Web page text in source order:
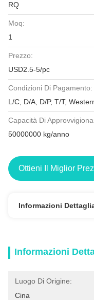
RQ
Moq:
1
Prezzo:
USD2.5-5/pc
Condizioni Di Pagamento:
L/C, D/A, D/P, T/T,
Capacità Di
50000000 kg/anno
Ottieni Il Miglior
Informazioni
Informazioni
Luogo Di Origine:
Cina